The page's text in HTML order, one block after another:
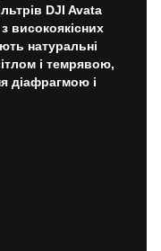
DJI Avata
високоякісних
натуральні
і темрявою,
діафрагмою і